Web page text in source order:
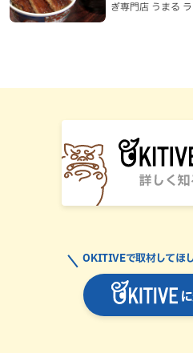
ぎ専門店 うまる
OKITIVEで取材してほ